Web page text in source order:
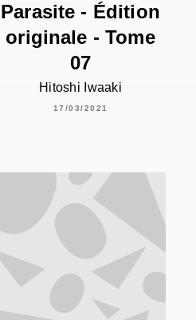
Parasite - Édition
originale - Tome
07
Hitoshi Iwaaki
17/03/2021